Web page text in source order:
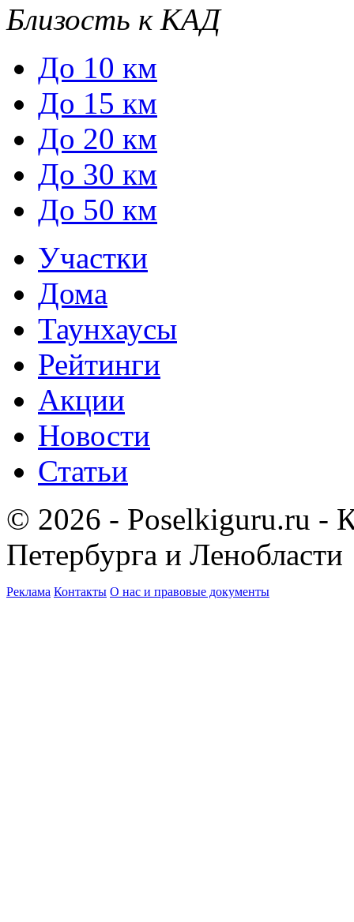
Близость к КАД
До 10 км
До 15 км
До 20 км
До 30 км
До 50 км
Участки
Дома
Таунхаусы
Рейтинги
Акции
Новости
Статьи
© 2026 - Poselkiguru.ru -
Петербурга и Ленобласти
Реклама Контакты О нас и правовые документы